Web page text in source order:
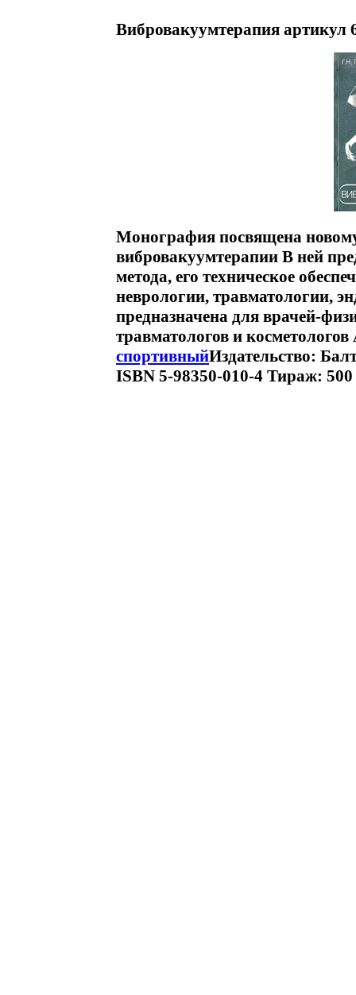
Вибровакуумтерапия артикул
Монография посвящена
вибровакуумтерапии В ней
метода, его техническое
неврологии, травматологии,
предназначена для врачей-
травматологов и
спортивныйИздательство:
ISBN 5-98350-010-4 Тираж: